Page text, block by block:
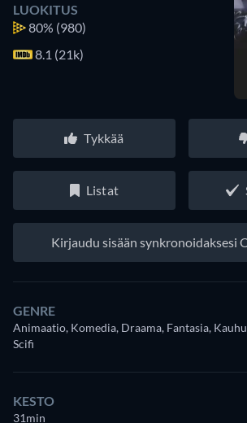
LUOKITUS
80% (980)
8.1 (21k)
Tykkää
Listat
Kirjaudu sisään synkronoidaksesi
GENRE
Animaatio, Komedia, Draama, Fantasia,
Scifi
KESTO
31min